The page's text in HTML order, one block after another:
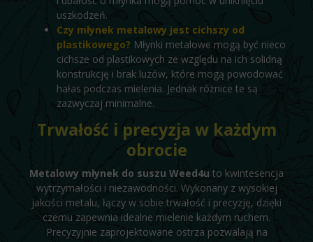
uszkodzeń.
Czy młynek metalowy jest cichszy od
plastikowego? Młynki metalowe mogą być nieco
cichsze od plastikowych ze względu na ich solidną
konstrukcję i brak luzów, które mogą powodować
hałas podczas mielenia. Jednak różnice te są
zazwyczaj minimalne.
Trwałość i precyzja w każdym
obrocie
Metalowy młynek do suszu Weed4u to kwintesencja
wytrzymałości i niezawodności. Wykonany z wysokiej
jakości metalu, łączy w sobie trwałość i precyzję, dzięki
czemu zapewnia idealne mielenie każdym ruchem.
Precyzyjnie zaprojektowane ostrza pozwalają na